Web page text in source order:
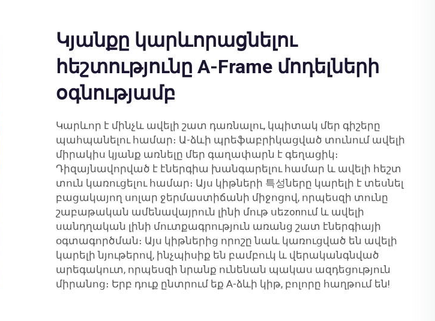
Կյանքը կարևորացնելու
հեշտությունը A-Frame մոդելների
օգնությամբ
Կարևոր է մինչև ավելի շատ դառնալու, կպիտակ մեր գիշերը
պահպանելու համար։ Ա-ձևի պրեֆաբրիկացված տունում ավելի
միրակիս կյանք առնելը մեր գաղափարն է գեղացիկ։
Դիզայնավորված է էներգիա խանգարելու համար և ավելի հեշտ
տուն կառուցելու համար։ Այս կիթների 특성ները կարելի է տեսնել
բացակայող սոլար ջերմաստիճանի միջոցով, որպեսզի տունը
շաբաթական ամենավայրուն լինի մութ սեzonում և ավելի
սանդղական լինի մուտքագրություն առանց շատ էներգիայի
օգտագործման։ Այս կիթներից որոշը նաև կառուցված են ավելի
կարելի նյութերով, ինչպիսիք են բամբուկ և վերականգնված
արեգակուտ, որպեսզի նրանք ունենան պակաս ազդեցություն
միրանոց։ Երբ դուք ընտրում եք A-ձևի կիթ, բոլորը հաղթում են!